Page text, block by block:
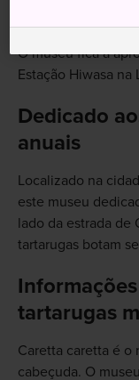
O museu fica a
Estação Hiwasa na
Dedicado
anuais
Localizado na
este museu
lado da estrada de
tartarugas botam
tartarugas
Caretta caretta é o
cabeçuda. O